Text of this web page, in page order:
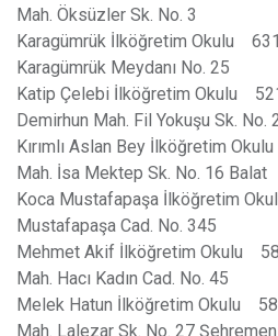
Mah. Öksüzler Sk. No. 3
Karagümrük İlköğretim Okulu
Karagümrük Meydanı No. 25
Katip Çelebi İlköğretim Okulu
Demirhun Mah. Fil Yokuşu Sk. No.
Kırımlı Aslan Bey İlköğretim
Mah. İsa Mektep Sk. No. 16 Balat
Koca Mustafapaşa İlköğretim
Mustafapaşa Cad. No. 345
Mehmet Akif İlköğretim Okulu
Mah. Hacı Kadın Cad. No. 45
Melek Hatun İlköğretim Okulu
Mah. Lalezar Sk. No. 27